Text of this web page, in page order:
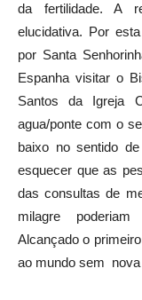
da fertilidade. A
elucidativa. Por
por Santa
Espanha visitar o
Santos da Igreja
agua/ponte com o
baixo no sentido
esquecer que as
das consultas de
milagre
Alcançado o
ao mundo sem